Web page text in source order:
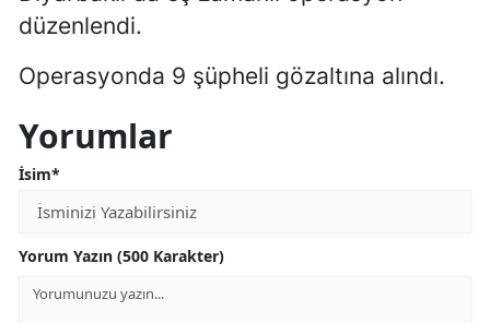
Konya
düzenlendi.
Operasyonda 9 şüpheli gözaltına alındı.
Yorumlar
İsim*
Yorum Yazın (500 Karakter)